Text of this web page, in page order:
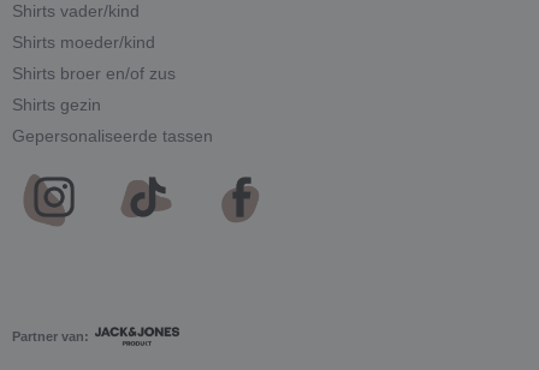
Shirts vader/kind
Shirts moeder/kind
Shirts broer en/of zus
Shirts gezin
Gepersonaliseerde tassen
Partner van: